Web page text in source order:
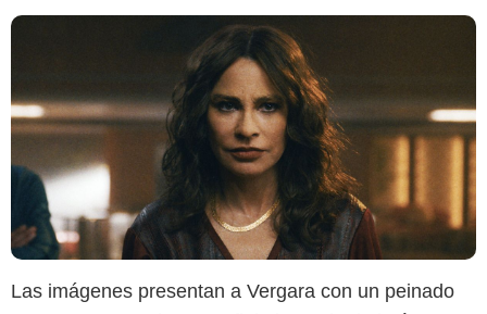
Las imágenes presentan a Vergara con un peinado